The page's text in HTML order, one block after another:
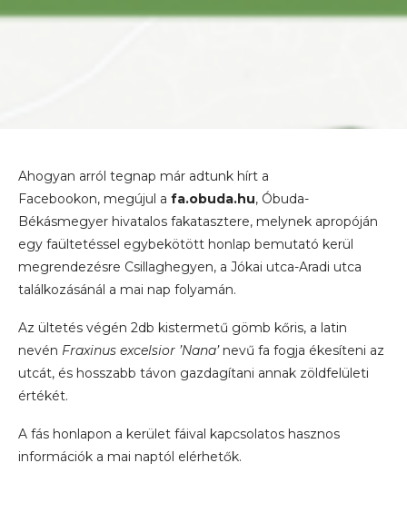
Ahogyan arról tegnap már adtunk hírt a
Facebookon, megújul a fa.obuda.hu, Óbuda-
Békásmegyer hivatalos fakatasztere, melynek apropóján
egy faültetéssel egybekötött honlap bemutató kerül
megrendezésre Csillaghegyen, a Jókai utca-Aradi utca
találkozásánál a mai nap folyamán.
Az ültetés végén 2db kistermetű gömb kőris, a latin
nevén Fraxinus excelsior ’Nana’nevű fa fogja ékesíteni az
utcát, és hosszabb távon gazdagítani annak zöldfelületi
értékét.
A fás honlapon a kerület fáival kapcsolatos hasznos
információk a mai naptól elérhetők.